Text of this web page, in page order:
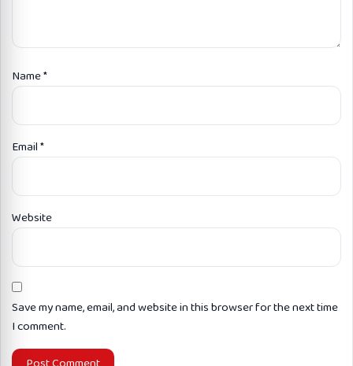
Name*
Email*
Website
Save my name, email, and website in this browser for the next time
I comment.